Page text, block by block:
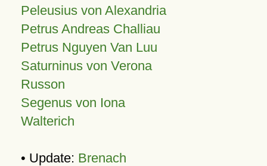
Peleusius von Alexandria
Petrus Andreas Challiau
Petrus Nguyen Van Luu
Saturninus von Verona
Russon
Segenus von Iona
Walterich
• Update: Brenach